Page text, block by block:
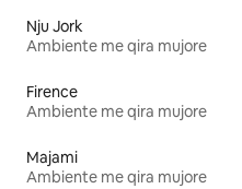
Nju Jork
Ambiente me qira mujore
Firence
Ambiente me qira mujore
Majami
Ambiente me qira mujore